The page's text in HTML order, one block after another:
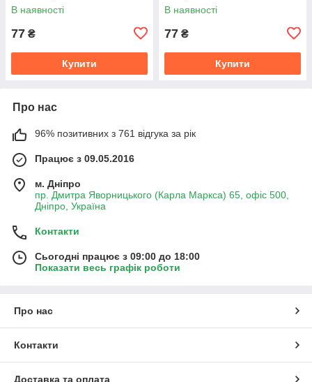
В наявності
77 ₴
Купити
В наявності
77 ₴
Купити
Про нас
96% позитивних з 761 відгука за рік
Працює з 09.05.2016
м. Дніпро
пр. Дмитра Яворницького (Карла Маркса) 65, офіс 500,
Дніпро, Україна
Контакти
Сьогодні працює з 09:00 до 18:00
Показати весь графік роботи
Про нас
Контакти
Доставка та оплата